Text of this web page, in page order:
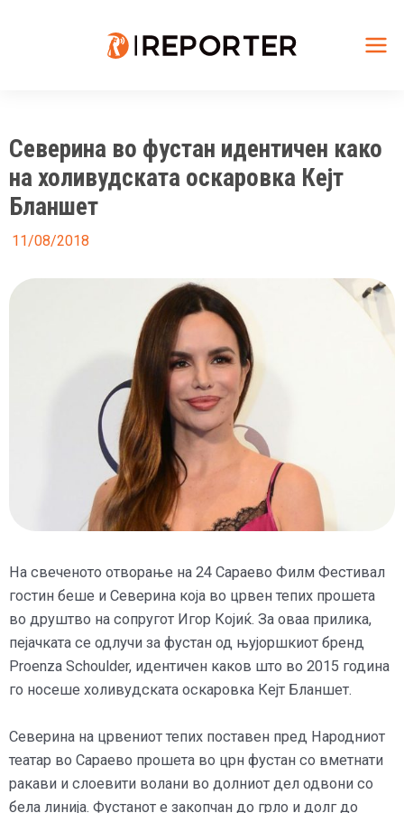
Северина во фустан идентичен како
на холивудската оскаровка Кејт
Бланшет
11/08/2018
На свеченото отворање на 24 Сараево Филм Фестивал
гостин беше и Северина која во црвен тепих прошета
во друштво на сопругот Игор Којиќ. За оваа прилика,
пејачката се одлучи за фустан од њујоршкиот бренд
Proenza Schoulder, идентичен каков што во 2015 година
го носеше холивудската оскаровка Кејт Бланшет.
Северина на црвениот тепих поставен пред Народниот
театар во Сараево прошета во црн фустан со вметнати
ракави и слоевити волани во долниот дел одвони со
бела линија. Фустанот е закопчан до грло и долг до